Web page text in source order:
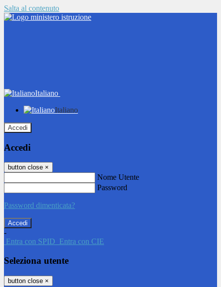
Salta al contenuto
Italiano
Italiano
Accedi
Accedi
button close ×
Nome Utente
Password
Password dimenticata?
-
Entra con SPID Entra con CIE
Seleziona utente
button close ×